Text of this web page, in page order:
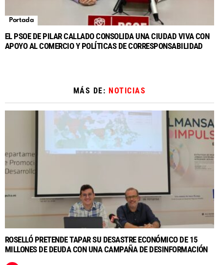
Portada
EL PSOE DE PILAR CALLADO CONSOLIDA UNA CIUDAD VIVA CON
APOYO AL COMERCIO Y POLÍTICAS DE CORRESPONSABILIDAD
MÁS DE: NOTICIAS
ROSELLÓ PRETENDE TAPAR SU DESASTRE ECONÓMICO DE 15
MILLONES DE DEUDA CON UNA CAMPAÑA DE DESINFORMACIÓN